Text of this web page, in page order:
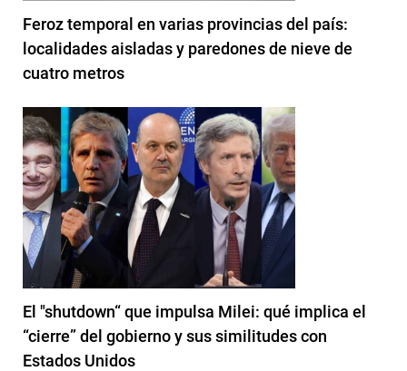
Feroz temporal en varias provincias del país:
localidades aisladas y paredones de nieve de
cuatro metros
El "shutdown“ que impulsa Milei: qué implica el
“cierre” del gobierno y sus similitudes con
Estados Unidos